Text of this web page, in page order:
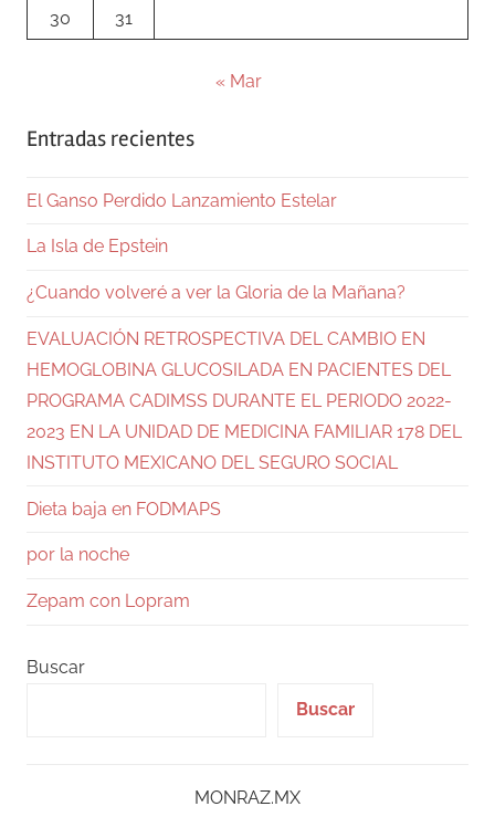
30
31
« Mar
Entradas recientes
El Ganso Perdido Lanzamiento Estelar
La Isla de Epstein
¿Cuando volveré a ver la Gloria de la Mañana?
EVALUACIÓN RETROSPECTIVA DEL CAMBIO EN
HEMOGLOBINA GLUCOSILADA EN PACIENTES DEL
PROGRAMA CADIMSS DURANTE EL PERIODO 2022-
2023 EN LA UNIDAD DE MEDICINA FAMILIAR 178 DEL
INSTITUTO MEXICANO DEL SEGURO SOCIAL
Dieta baja en FODMAPS
por la noche
Zepam con Lopram
Buscar
Buscar
MONRAZ.MX